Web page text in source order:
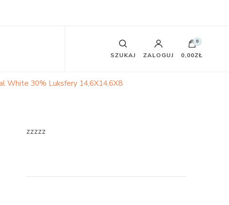
SZUKAJ ZALOGUJ
0
0,00ZŁ
White 30% Luksfery 14,6X14,6X8
zzzzz